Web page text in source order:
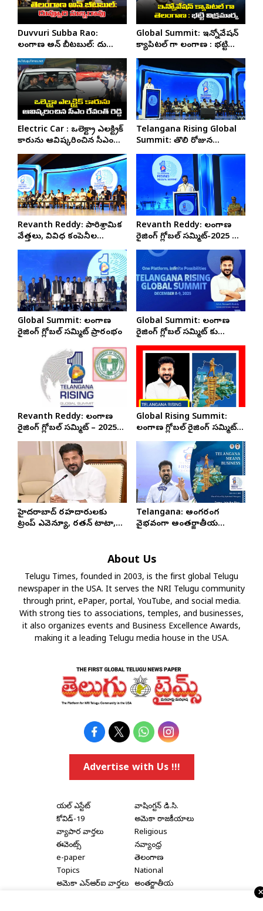
Duvvuri Subba Rao:
తెలంగాణ అన్ బీటబుల్: దువ్వూరి
సుబ్బరావు
Global Summit: ఇన్నోవేషన్
క్యాపిటల్ గా తెలంగాణ : భట్టి
విక్రమార్క
Electric Car : ఒలెక్ట్రా ఎలక్ట్రిక్
కారును ఆవిష్కరించిన సీఎం
రేవంత్ రెడ్డి
Telangana Rising Global
Summit: తొలి రోజున
చారిత్రాత్మకంగా పెట్టుబడులు
Revanth Reddy: పారిశ్రామిక
వేత్తలు, వివిధ కంపెనీల
ప్రతినిధులతో ముఖ్యమంత్రి
రేవంత్ రెడ్డి చర్చలు
Revanth Reddy: తెలంగాణ
రైజింగ్ గ్లోబల్ సమ్మిట్-2025 లో
ముఖ్యమంత్రి రేవంత్ రెడ్డి…
Global Summit: తెలంగాణ
రైజింగ్ గ్లోబల్ సమ్మిట్ ప్రారంభం
Global Summit: తెలంగాణ
రైజింగ్‌ గ్లోబల్‌ సమ్మిట్‌ కు
అద్భుత ఏర్పాట్లు
Revanth Reddy: తెలంగాణ
రైజింగ్ గ్లోబల్ సమ్మిట్ – 2025
DAY 1
Global Rising Summit:
తెలంగాణ గ్లోబల్​ రైజింగ్​ సమ్మిట్​
…తొలి రోజున జరిగే ప్యానెల్​
డిస్కషన్లు.
హైదరాబాద్‌ రహదారులకు
ట్రంప్ ఎవెన్యూ, రతన్ టాటా,
Telangana: అంగరంగ
వైభవంగా అంతర్జాతీయ
About Us
Telugu Times, founded in 2003, is the first global Telugu
newspaper in the USA. It serves the NRI Telugu community
through print, ePaper, portal, YouTube, and social media.
With strong ties to associations, temples, and businesses,
it also organizes events and Business Excellence Awards,
making it a leading Telugu media house in the USA.
Advertise with Us !!!
రియల్ ఎస్టేట్
కోవిడ్-19
వ్యాపార వార్తలు
ఈవెంట్స్
e-paper
Topics
అమెరికా ఎన్‌ఆర్‌ఐ వార్తలు
వాషింగ్టన్ డి.సి.
అమెరికా రాజకీయాలు
Religious
నవ్యాంధ్ర
తెలంగాణ
National
అంతర్జాతీయ